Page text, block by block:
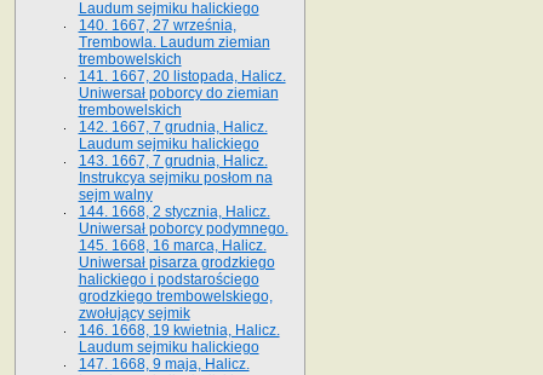
Laudum sejmiku halickiego
140. 1667, 27 września,
Trembowla. Laudum ziemian
trembowelskich
141. 1667, 20 listopada, Halicz.
Uniwersał poborcy do ziemian
trembowelskich
142. 1667, 7 grudnia, Halicz.
Laudum sejmiku halickiego
143. 1667, 7 grudnia, Halicz.
Instrukcya sejmiku posłom na
sejm walny
144. 1668, 2 stycznia, Halicz.
Uniwersał poborcy podymnego.
145. 1668, 16 marca, Halicz.
Uniwersał pisarza grodzkiego
halickiego i podstarościego
grodzkiego trembowelskiego,
zwołujący sejmik
146. 1668, 19 kwietnia, Halicz.
Laudum sejmiku halickiego
147. 1668, 9 maja, Halicz.